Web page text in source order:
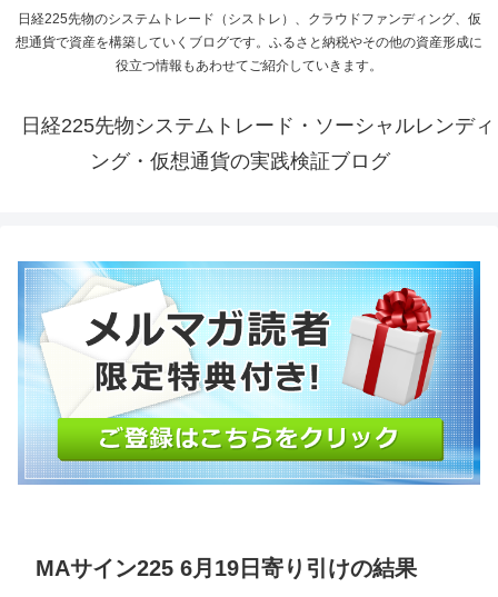
日経225先物のシステムトレード（シストレ）、クラウドファンディング、仮
想通貨で資産を構築していくブログです。ふるさと納税やその他の資産形成に
役立つ情報もあわせてご紹介していきます。
日経225先物システムトレード・ソーシャルレンディ
ング・仮想通貨の実践検証ブログ
MAサイン225 6月19日寄り引けの結果